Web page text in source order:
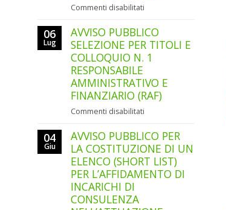
Commenti disabilitati
PUBBLICO
SELEZIONE
PER
TITOLI
COLLOQUIO
N.
ALLA
SEGRETERIA
AMMINISTRATIVA
E
CONTABILE
06
Lug
AVVISO PUBBLICO
SELEZIONE PER TITOLI E
COLLOQUIO N. 1
RESPONSABILE
AMMINISTRATIVO E
FINANZIARIO (RAF)
Commenti disabilitati
PUBBLICO
SELEZIONE
PER
TITOLI
E
04
Giu
AVVISO PUBBLICO PER
LA COSTITUZIONE DI UN
ELENCO (SHORT LIST)
PER L’AFFIDAMENTO DI
INCARICHI DI
CONSULENZA